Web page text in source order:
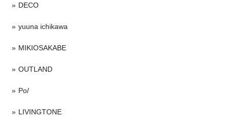
DECO
yuuna ichikawa
MIKIOSAKABE
OUTLAND
Po/
LIVINGTONE